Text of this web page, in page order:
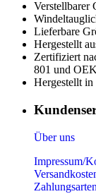
Verstellbarer
Lieferbare
Hergestellt
Zertifiziert
801 und
Hergestellt in
Über uns
Impressum/
Zahlungsarten